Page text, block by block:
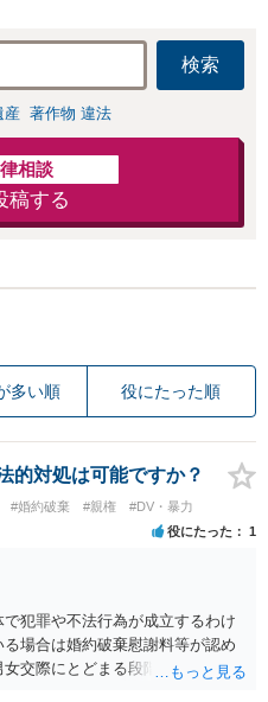
検索
産 著作物 違法
相談
稿する
多い順 役にたった順
的対処は可能ですか？
#婚約破棄 #親権 #DV・暴力
役にたった 1
犯罪や不法行為が成立するわけ
場合は婚約破棄慰謝料等が認め
交際にとどまる段階の場合、独